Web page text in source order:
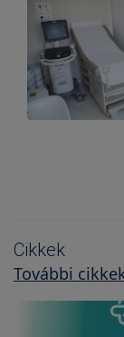
Cikkek
További